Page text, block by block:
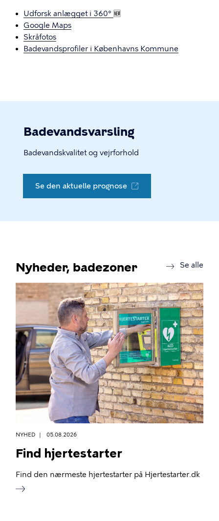
Udforsk anlægget i 360° 🆕
Google Maps
Skråfotos
Badevandsprofiler i Københavns Kommune
Badevandsvarsling
Badevandskvalitet og vejrforhold
Se den aktuelle prognose
Se alle
Nyheder, badezoner
NYHED 05.08.2026
Find hjertestarter
Find den nærmeste hjertestarter på Hjertestarter.dk